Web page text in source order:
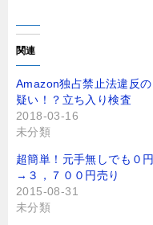
し
て
T
i
t
t
e
r
で
共
(
新
し
い
ウ
ィ
ン
共
有
す
る
に
リ
ッ
ク
し
て
関連
Amazon独占禁止法違反の
疑い！？立ち入り検査
2018-03-16
未分類
超簡単！元手無しでも０円
→３，７００円売り
2015-08-31
未分類